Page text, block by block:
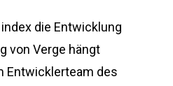
die Entwicklung
von Verge hängt
Entwicklerteam des